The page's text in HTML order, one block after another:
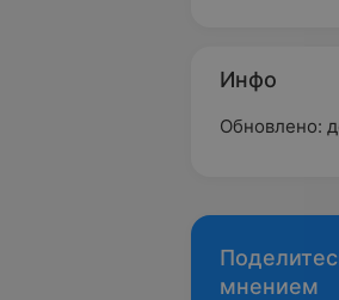
Инфо
Обновлено:
мнением